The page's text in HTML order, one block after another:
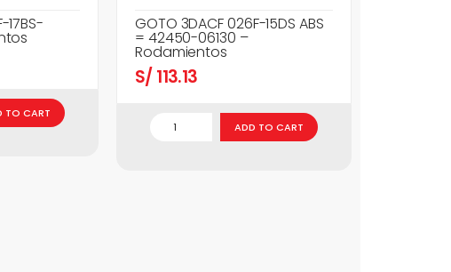
17BS-
TO CART
GOTO 3DACF 026F-15DS ABS
= 42450-06130 –
Rodamientos
S/ 113.13
ADD TO CART